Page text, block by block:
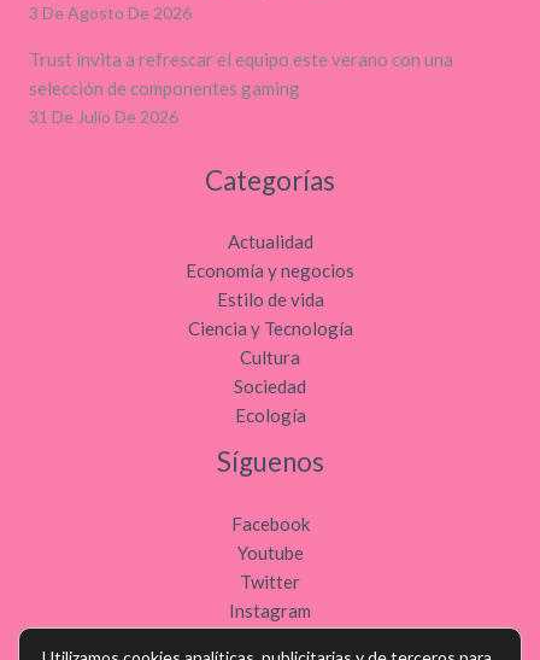
3 De Agosto De 2026
Trust invita a refrescar el equipo este verano con una
selección de componentes gaming
31 De Julio De 2026
Categorías
Actualidad
Economía y negocios
Estilo de vida
Ciencia y Tecnología
Cultura
Sociedad
Ecología
Síguenos
Facebook
Youtube
Twitter
Instagram